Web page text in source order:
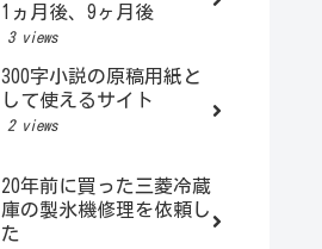
1ヵ月後、9ヶ月後
3 views
300字小説の原稿用紙と
して使えるサイト
2 views
20年前に買った三菱冷蔵
庫の製氷機修理を依頼し
た